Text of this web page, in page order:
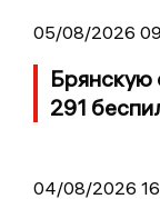
05/08/2026
Брянскую
291
04/08/2026